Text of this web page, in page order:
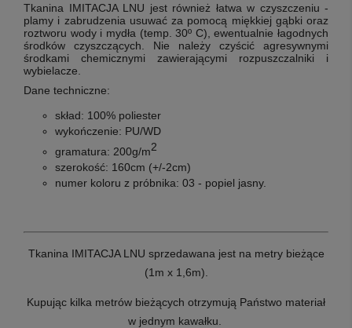
Tkanina IMITACJA LNU jest również łatwa w czyszczeniu -
plamy i zabrudzenia usuwać za pomocą miękkiej gąbki oraz
roztworu wody i mydła (temp. 30º C), ewentualnie łagodnych
środków czyszczących. Nie należy czyścić agresywnymi
środkami chemicznymi zawierającymi rozpuszczalniki i
wybielacze.
Dane techniczne:
skład: 100% poliester
wykończenie: PU/WD
gramatura: 200g/m2
szerokość: 160cm (+/-2cm)
numer koloru z próbnika: 03 - popiel jasny.
Tkanina IMITACJA LNU sprzedawana jest na metry bieżące
(1m x 1,6m).
Kupując kilka metrów bieżących otrzymują Państwo materiał
w jednym kawałku.